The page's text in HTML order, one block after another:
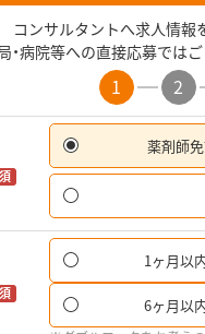
コンサルタントへ求人情報
・病院等への直接応募では
1 2
薬剤師
1ヶ月以
6ヶ月以